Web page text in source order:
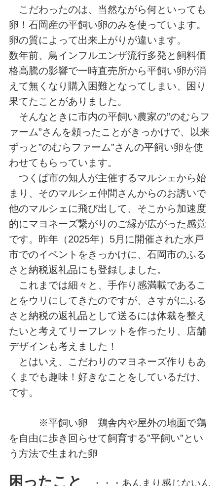
こだわったのは、当然ながら何といっても
卵！石岡産の平飼い卵のみを使っています。
卵の質によって出来上がりが違います。
数年前、鳥インフルエンザ流行多発と飼料価
格高騰の影響で一時直売所から平飼い卵が消
えて無くなり購入困難となってしまい、困り
果てたことがありました。
そんなときに市内の平飼い農家の”のむらフ
ァーム”さんを頼ったことがきっかけで、以来
ずっと”のむらファーム”さんの平飼い卵を使
わせてもらっています。
つくば市の知人が主催するマルシェから始
まり、そのマルシェ仲間さんからのお誘いで
他のマルシェに飛び出して、そこから加速度
的にマヨネーズ繋がりのご縁が広がった感覚
です。昨年（2025年）5月に開催された水戸
市でのイベントをきっかけに、石岡市のふる
さと納税返礼品にも登録しました。
これまでは細々と、手作り感満載であるこ
とをウリにしてきたのですが、さすがにふる
さと納税の返礼品として送るには体裁を整え
たいと考えてリーフレットを作ったり、店舗
デザインも考えました！
とはいえ、こだわりのマヨネーズ作りもあ
くまでも趣味！好きなことをしているだけ、
です。
※平飼い卵 鶏舎内や屋外の地面で鶏
を自由に歩き回らせて飼育する”平飼い”とい
う方法で生まれた卵
困ったこと ・・・あんまり感じないん